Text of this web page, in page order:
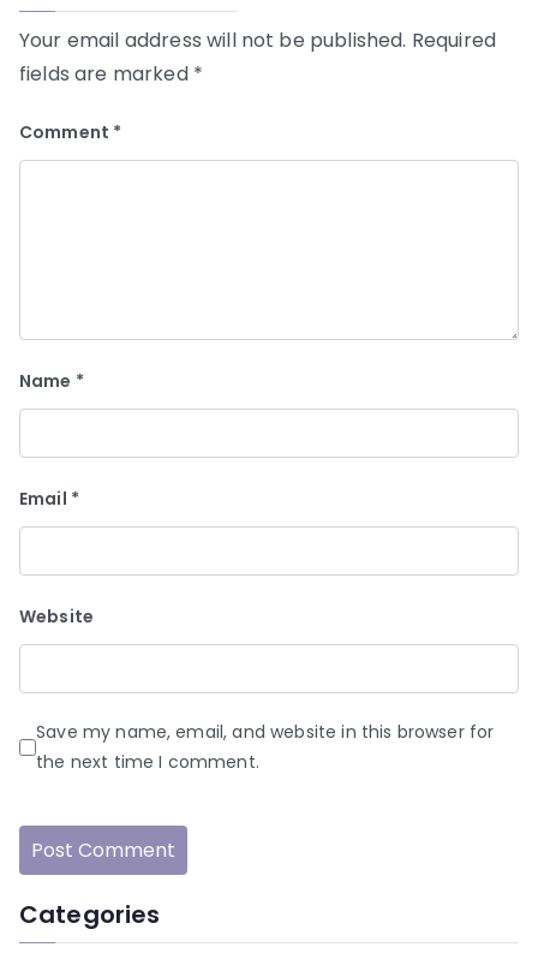
Your email address will not be published. Required
fields are marked *
Comment *
Name *
Email *
Website
Save my name, email, and website in this browser for
the next time I comment.
Categories